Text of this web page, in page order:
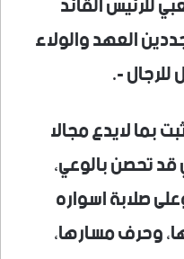
العهد والولاء
للرجال -.
بما لايدع مجالا
تحصن بالوعي،
صلابة اسواره
وحرف مسارها،